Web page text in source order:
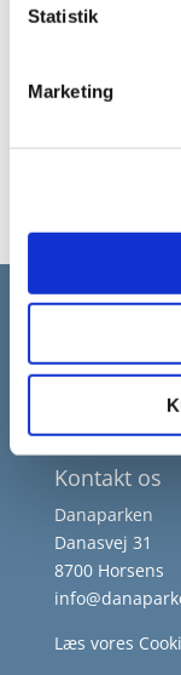
Statistik
Marketing
Aflæsning af el:
Vi har fået
betyder, at
NRGi Net.
elforbrug. Læs
Kontakt os
Danaparken
Danasvej 31
8700 Horsens
Læs vores